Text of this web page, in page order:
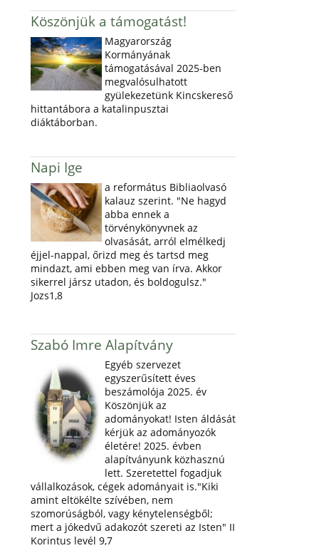
Köszönjük a támogatást!
Magyarország
Kormányának
támogatásával 2025-ben
megvalósulhatott
gyülekezetünk Kincskereső
hittantábora a katalinpusztai
diáktáborban.
Napi Ige
a református Bibliaolvasó
kalauz szerint. "Ne hagyd
abba ennek a
törvénykönyvnek az
olvasását, arról elmélkedj
éjjel-nappal, őrizd meg és tartsd meg
mindazt, ami ebben meg van írva. Akkor
sikerrel jársz utadon, és boldogulsz."
Jozs1,8
Szabó Imre Alapítvány
Egyéb szervezet
egyszerűsített éves
beszámolója 2025. év
Köszönjük az
adományokat! Isten áldását
kérjük az adományozók
életére! 2025. évben
alapítványunk közhasznú
lett. Szeretettel fogadjuk
vállalkozások, cégek adományait is."Kiki
amint eltökélte szívében, nem
szomorúságból, vagy kénytelenségből;
mert a jókedvű adakozót szereti az Isten" II
Korintus levél 9,7